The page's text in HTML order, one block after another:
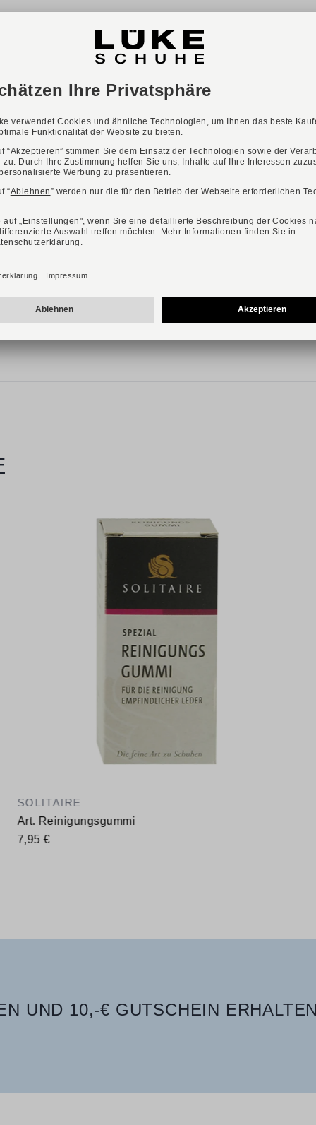
-38%
BOSS
Art. Vinston_Runn
129,90 € 210,00 €
Verfügbare Farbvarianten:
SOLITAIRE
Art. Reinigungsgummi
7,95 €
UND 10,-€ GUTSCHEIN